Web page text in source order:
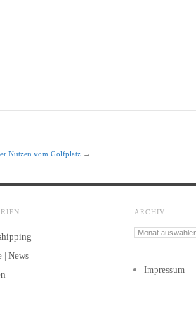
Nutzen vom Golfplatz →
| News
ARCHIV
Archiv
Impressum